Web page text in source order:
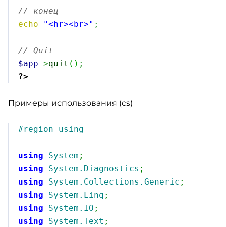
// конец
echo
"<hr><br>" ;
// Quit
$app->quit ( ) ;
?>
Примеры использования (cs)
#region using
using System ;
using
System.Diagnostics ;
using
System.Collections.Generic ;
using
System.Linq ;
using
System.IO ;
using
System.Text ;